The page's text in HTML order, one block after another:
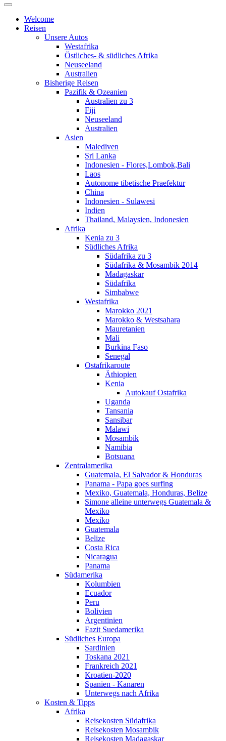
Welcome
Reisen
Unsere Autos
Westafrika
Östliches- & südliches Afrika
Neuseeland
Australien
Bisherige Reisen
Pazifik & Ozeanien
Australien zu 3
Fiji
Neuseeland
Australien
Asien
Malediven
Sri Lanka
Indonesien - Flores,Lombok,Bali
Laos
Autonome tibetische Praefektur
China
Indonesien - Sulawesi
Indien
Thailand, Malaysien, Indonesien
Afrika
Kenia zu 3
Südliches Afrika
Südafrika zu 3
Südafrika & Mosambik 2014
Madagaskar
Südafrika
Simbabwe
Westafrika
Marokko 2021
Marokko & Westsahara
Mauretanien
Mali
Burkina Faso
Senegal
Ostafrikaroute
Äthiopien
Kenia
Autokauf Ostafrika
Uganda
Tansania
Sansibar
Malawi
Mosambik
Namibia
Botsuana
Zentralamerika
Guatemala, El Salvador & Honduras
Panama - Papa goes surfing
Mexiko, Guatemala, Honduras, Belize
Simone alleine unterwegs Guatemala &
Mexiko
Mexiko
Guatemala
Belize
Costa Rica
Nicaragua
Panama
Südamerika
Kolumbien
Ecuador
Peru
Bolivien
Argentinien
Fazit Suedamerika
Südliches Europa
Sardinien
Toskana 2021
Frankreich 2021
Kroatien-2020
Spanien - Kanaren
Unterwegs nach Afrika
Kosten & Tipps
Afrika
Reisekosten Südafrika
Reisekosten Mosambik
Reisekosten Madagaskar